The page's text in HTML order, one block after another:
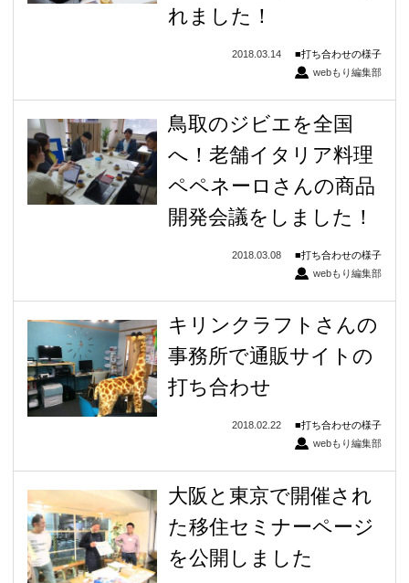
れました！
2018.03.14
打ち合わせの様子
webもり編集部
鳥取のジビエを全国
へ！老舗イタリア料理
ペペネーロさんの商品
開発会議をしました！
2018.03.08
打ち合わせの様子
webもり編集部
キリンクラフトさんの
事務所で通販サイトの
打ち合わせ
2018.02.22
打ち合わせの様子
webもり編集部
大阪と東京で開催され
た移住セミナーページ
を公開しました